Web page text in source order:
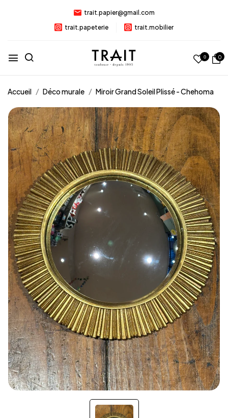
trait.papier@gmail.com
trait.papeterie
trait.mobilier
0 0
Accueil Déco murale Miroir Grand Soleil Plissé - Chehoma